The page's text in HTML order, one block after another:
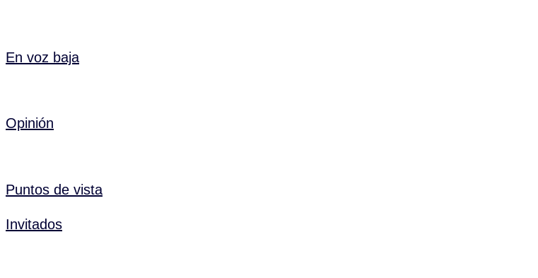
En voz baja
Opinión
Puntos de vista
Invitados